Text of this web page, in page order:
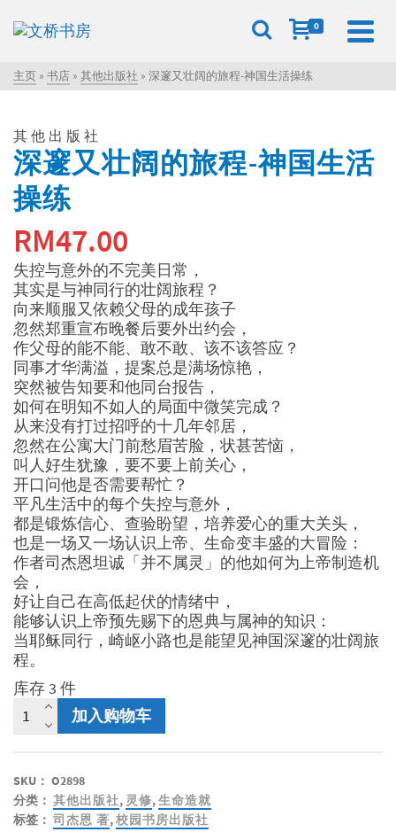
0
主页 » 书店 » 其他出版社 » 深邃又壮阔的旅程-神国生活操练
其他出版社
深邃又壮阔的旅程-神国生活
操练
RM47.00
失控与意外的不完美日常，
其实是与神同行的壮阔旅程？
向来顺服又依赖父母的成年孩子
忽然郑重宣布晚餐后要外出约会，
作父母的能不能、敢不敢、该不该答应？
同事才华满溢，提案总是满场惊艳，
突然被告知要和他同台报告，
如何在明知不如人的局面中微笑完成？
从来没有打过招呼的十几年邻居，
忽然在公寓大门前愁眉苦脸，状甚苦恼，
叫人好生犹豫，要不要上前关心，
开口问他是否需要帮忙？
平凡生活中的每个失控与意外，
都是锻炼信心、查验盼望，培养爱心的重大关头，
也是一场又一场认识上帝、生命变丰盛的大冒险：
作者司杰恩坦诚「并不属灵」的他如何为上帝制造机
会，
好让自己在高低起伏的情绪中，
能够认识上帝预先赐下的恩典与属神的知识：
当耶稣同行，崎岖小路也是能望见神国深邃的壮阔旅
程。
库存 3 件
深
邃
阔
的
旅
加入购物车
SKU： O2898
分类： 其他出版社, 灵修,生命造就
标签： 司杰恩 著,校园书房出版社